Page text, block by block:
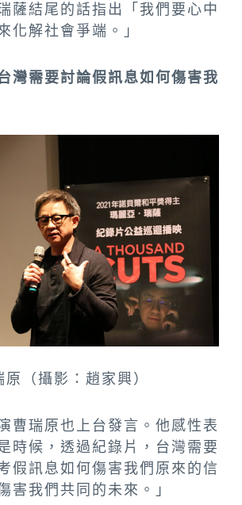
薩結尾的話指出「我們要心中
化解社會爭端。」
灣需要討論假訊息如何傷害我
（攝影：趙家興）
曹瑞原也上台發言。他感性表
時候，透過紀錄片，台灣需要
假訊息如何傷害我們原來的信
害我們共同的未來。」